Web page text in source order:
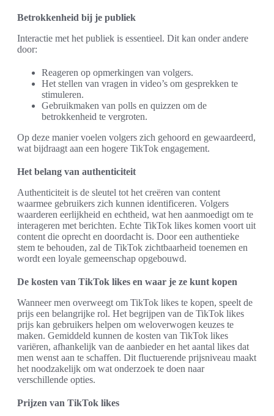
Betrokkenheid bij je publiek
Interactie met het publiek is essentieel. Dit kan onder andere
door:
Reageren op opmerkingen van volgers.
Het stellen van vragen in video’s om gesprekken te
stimuleren.
Gebruikmaken van polls en quizzen om de
betrokkenheid te vergroten.
Op deze manier voelen volgers zich gehoord en gewaardeerd,
wat bijdraagt aan een hogere TikTok engagement.
Het belang van authenticiteit
Authenticiteit is de sleutel tot het creëren van content
waarmee gebruikers zich kunnen identificeren. Volgers
waarderen eerlijkheid en echtheid, wat hen aanmoedigt om te
interageren met berichten. Echte TikTok likes komen voort uit
content die oprecht en doordacht is. Door een authentieke
stem te behouden, zal de TikTok zichtbaarheid toenemen en
wordt een loyale gemeenschap opgebouwd.
De kosten van TikTok likes en waar je ze kunt kopen
Wanneer men overweegt om TikTok likes te kopen, speelt de
prijs een belangrijke rol. Het begrijpen van de TikTok likes
prijs kan gebruikers helpen om weloverwogen keuzes te
maken. Gemiddeld kunnen de kosten van TikTok likes
variëren, afhankelijk van de aanbieder en het aantal likes dat
men wenst aan te schaffen. Dit fluctuerende prijsniveau maakt
het noodzakelijk om wat onderzoek te doen naar
verschillende opties.
Prijzen van TikTok likes